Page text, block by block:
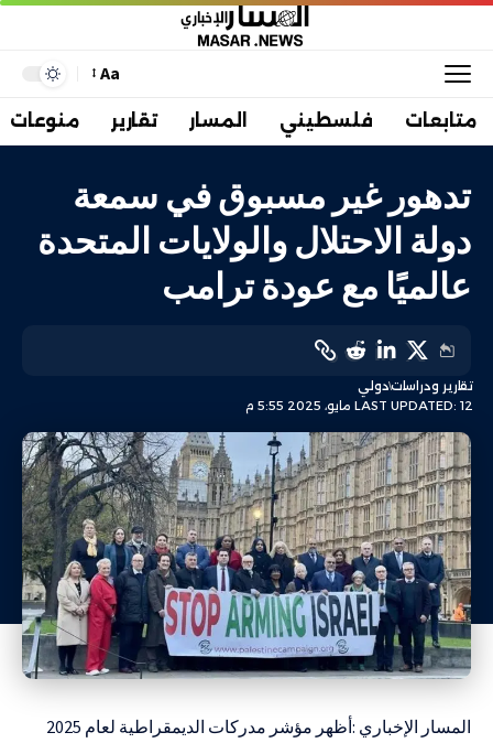
Aa
متابعات فلسطيني المسار تقارير منوعات
تدهور غير مسبوق في سمعة
دولة الاحتلال والولايات المتحدة
عالميًا مع عودة ترامب
LAST UPDATED: 12 مايو، 2025 5:55 م
تقارير ودراساتدولي
المسار الإخباري :أظهر مؤشر مدركات الديمقراطية لعام 2025